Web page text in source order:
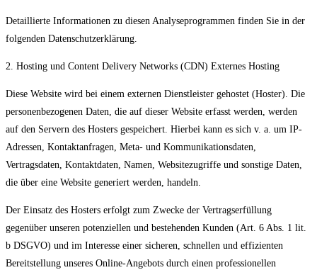
Detaillierte Informationen zu diesen Analyseprogrammen finden Sie in der
folgenden Datenschutzerklärung.
2. Hosting und Content Delivery Networks (CDN) Externes Hosting
Diese Website wird bei einem externen Dienstleister gehostet (Hoster). Die
personenbezogenen Daten, die auf dieser Website erfasst werden, werden
auf den Servern des Hosters gespeichert. Hierbei kann es sich v. a. um IP-
Adressen, Kontaktanfragen, Meta- und Kommunikationsdaten,
Vertragsdaten, Kontaktdaten, Namen, Websitezugriffe und sonstige Daten,
die über eine Website generiert werden, handeln.
Der Einsatz des Hosters erfolgt zum Zwecke der Vertragserfüllung
gegenüber unseren potenziellen und bestehenden Kunden (Art. 6 Abs. 1 lit.
b DSGVO) und im Interesse einer sicheren, schnellen und effizienten
Bereitstellung unseres Online-Angebots durch einen professionellen